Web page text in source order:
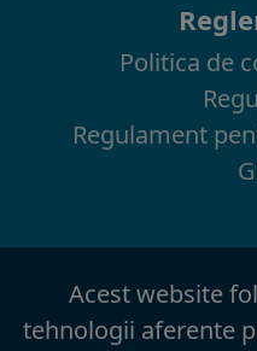
Politica de
Regulament
Acest website
tehnologii aferente